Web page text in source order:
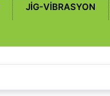
JIG-VIBRASYON